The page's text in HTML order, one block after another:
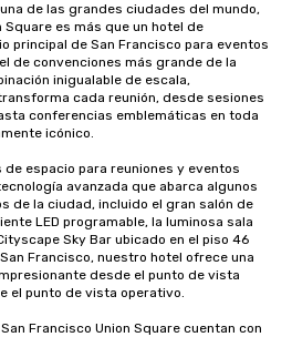
de las grandes ciudades del mundo,
Square es más que un hotel de
principal de San Francisco para eventos
de convenciones más grande de la
inigualable de escala,
cada reunión, desde sesiones
conferencias emblemáticas en toda
icónico.
espacio para reuniones y eventos
avanzada que abarca algunos
de la ciudad, incluido el gran salón de
LED programable, la luminosa sala
Sky Bar ubicado en el piso 46
Francisco, nuestro hotel ofrece una
desde el punto de vista
el punto de vista operativo.
Francisco Union Square cuentan con